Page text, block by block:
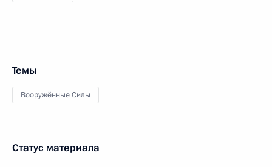
Темы
Вооружённые Силы
Статус материала